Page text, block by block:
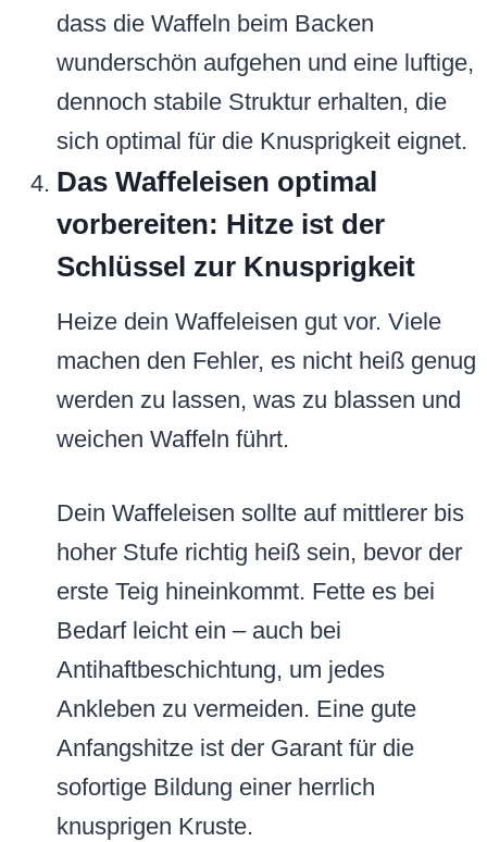
dass die Waffeln beim Backen
wunderschön aufgehen und eine luftige,
dennoch stabile Struktur erhalten, die
sich optimal für die Knusprigkeit eignet.
Das Waffeleisen optimal
vorbereiten: Hitze ist der
Schlüssel zur Knusprigkeit
Heize dein Waffeleisen gut vor. Viele
machen den Fehler, es nicht heiß genug
werden zu lassen, was zu blassen und
weichen Waffeln führt.
Dein Waffeleisen sollte auf mittlerer bis
hoher Stufe richtig heiß sein, bevor der
erste Teig hineinkommt. Fette es bei
Bedarf leicht ein – auch bei
Antihaftbeschichtung, um jedes
Ankleben zu vermeiden. Eine gute
Anfangshitze ist der Garant für die
sofortige Bildung einer herrlich
knusprigen Kruste.